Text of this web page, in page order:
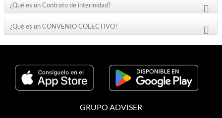
¿Qué es un Contrato de interinidad?
¿Qué es un CONVENIO COLECTIVO?
GRUPO ADVISER